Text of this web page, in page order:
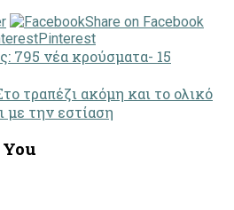
Share on Facebook
Pinterest
795 νέα κρούσματα- 15
τραπέζι ακόμη και το ολικό
με την εστίαση